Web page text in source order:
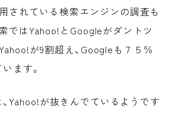
されている検索エンジンの調査も
ではYahoo!とGoogleがダントツ
が9割超え、Googleも７５％
ます。
Yahoo!が抜きんでているようです